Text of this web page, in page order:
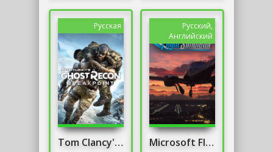
карте размером...
командой
Criterion Games
и...
Русская
Tom Clancy's Ghost Recon: Breakpoint
Русский,
Английский
Microsoft Flight Simulator 2020